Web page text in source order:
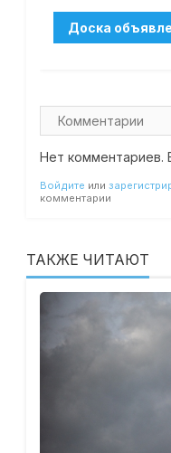
Нет комментариев.
Войдите или
комментарии
ТАКЖЕ ЧИТАЮТ